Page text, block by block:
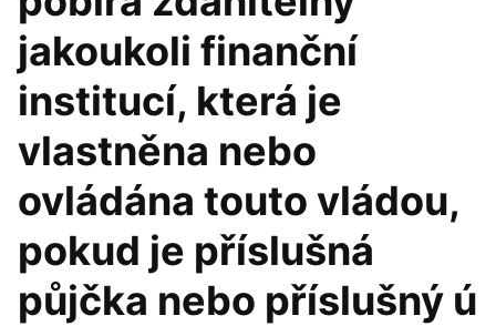
jakoukoli finanční
institucí, která je
vlastněna nebo
ovládána touto vládou,
pokud je příslušná
půjčka nebo příslušný ú